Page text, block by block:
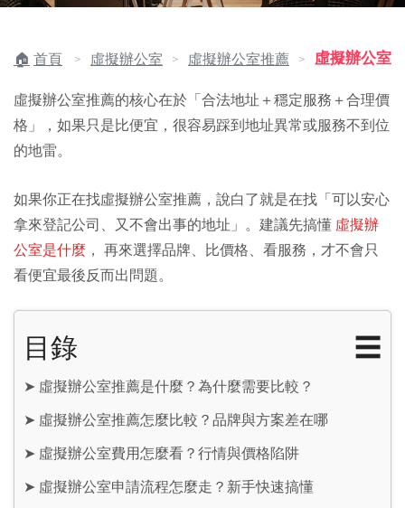
首頁 ＞ 虛擬辦公室 ＞ 虛擬辦公室推薦 ＞ 虛擬辦公室
虛擬辦公室推薦的核心在於「合法地址＋穩定服務＋合理價
格」，如果只是比便宜，很容易踩到地址異常或服務不到位
的地雷。
如果你正在找虛擬辦公室推薦，說白了就是在找「可以安心
拿來登記公司、又不會出事的地址」。建議先搞懂 虛擬辦
公室是什麼 ， 再來選擇品牌、比價格、看服務，才不會只
看便宜最後反而出問題。
目錄 ☰
➤ 虛擬辦公室推薦是什麼？為什麼需要比較？
➤ 虛擬辦公室推薦怎麼比較？品牌與方案差在哪
➤ 虛擬辦公室費用怎麼看？行情與價格陷阱
➤ 虛擬辦公室申請流程怎麼走？新手快速搞懂